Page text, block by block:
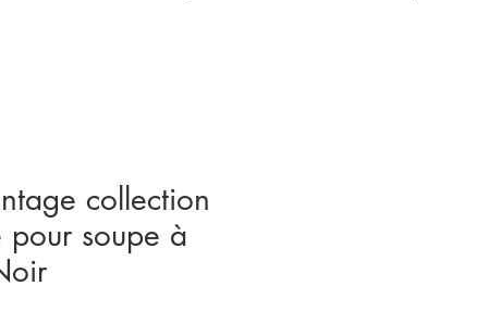
collection
pour soupe à